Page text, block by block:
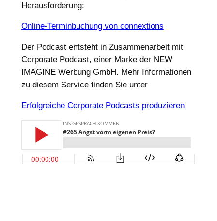
Herausforderung:
Online-Terminbuchung von connextions
Der Podcast entsteht in Zusammenarbeit mit
Corporate Podcast, einer Marke der NEW
IMAGINE Werbung GmbH. Mehr Informationen
zu diesem Service finden Sie unter
Erfolgreiche Corporate Podcasts produzieren